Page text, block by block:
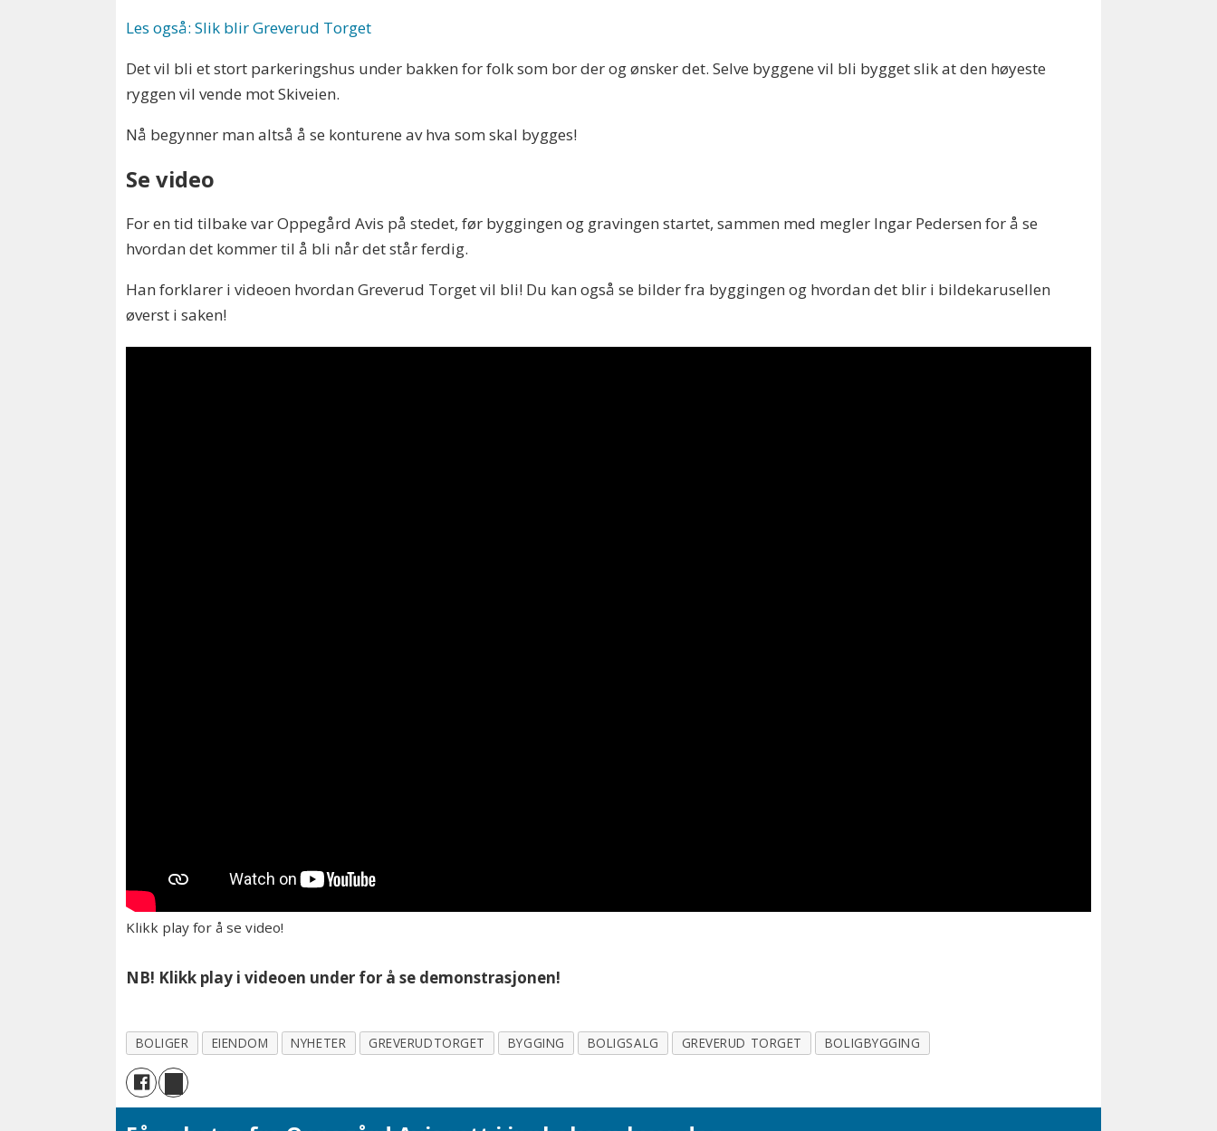
Les også: Slik blir Greverud Torget
Det vil bli et stort parkeringshus under bakken for folk som bor der og ønsker det. Selve byggene vil bli bygget slik at den høyeste
ryggen vil vende mot Skiveien.
Nå begynner man altså å se konturene av hva som skal bygges!
Se video
For en tid tilbake var Oppegård Avis på stedet, før byggingen og gravingen startet, sammen med megler Ingar Pedersen for å se
hvordan det kommer til å bli når det står ferdig.
Han forklarer i videoen hvordan Greverud Torget vil bli! Du kan også se bilder fra byggingen og hvordan det blir i bildekarusellen
øverst i saken!
Klikk play for å se video!
NB! Klikk play i videoen under for å se demonstrasjonen!
BOLIGER EIENDOM NYHETER GREVERUDTORGET BYGGING BOLIGSALG GREVERUD TORGET BOLIGBYGGING